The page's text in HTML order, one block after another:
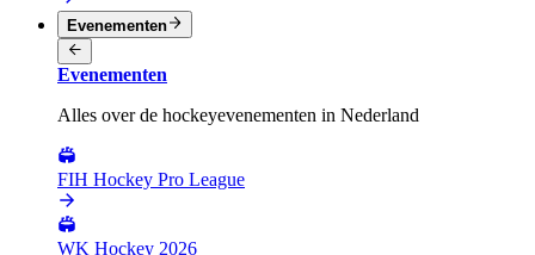
Evenementen
Evenementen
Alles over de hockeyevenementen in Nederland
FIH Hockey Pro League
WK Hockey 2026